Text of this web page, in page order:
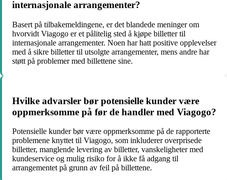
internasjonale arrangementer?
Basert på tilbakemeldingene, er det blandede meninger om
hvorvidt Viagogo er et pålitelig sted å kjøpe billetter til
internasjonale arrangementer. Noen har hatt positive opplevelser
med å sikre billetter til utsolgte arrangementer, mens andre har
støtt på problemer med billettene sine.
Hvilke advarsler bør potensielle kunder være
oppmerksomme på før de handler med Viagogo?
Potensielle kunder bør være oppmerksomme på de rapporterte
problemene knyttet til Viagogo, som inkluderer overprisede
billetter, manglende levering av billetter, vanskeligheter med
kundeservice og mulig risiko for å ikke få adgang til
arrangementet på grunn av feil på billettene.